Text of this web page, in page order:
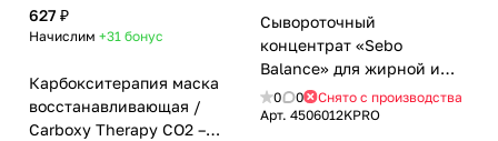
627 ₽
Начислим +31 бонус
Карбокситерапия маска
восстанавливающая /
Carboxy Therapy CO2 –
Сывороточный
концентрат «Sebo
Balance» для жирной и
смешанной кожи Beauty
Style (Бьюти Стайл) - 3 мл
0 0
Снято с производства
Арт. 4506012KPRO